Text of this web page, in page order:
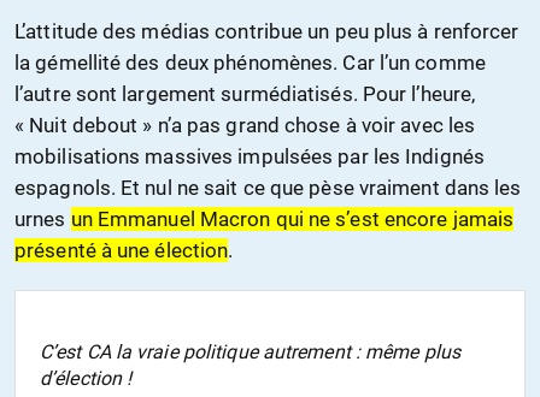
L’attitude des médias contribue un peu plus à renforcer
la gémellité des deux phénomènes. Car l’un comme
l’autre sont largement surmédiatisés. Pour l’heure,
« Nuit debout » n’a pas grand chose à voir avec les
mobilisations massives impulsées par les Indignés
espagnols. Et nul ne sait ce que pèse vraiment dans les
urnes un Emmanuel Macron qui ne s’est encore jamais
présenté à une élection.
C’est CA la vraie politique autrement : même plus
d’élection !